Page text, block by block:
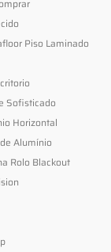
Piso Laminado
Sofisticado
Horizontal
Alumínio
Rolo Blackout